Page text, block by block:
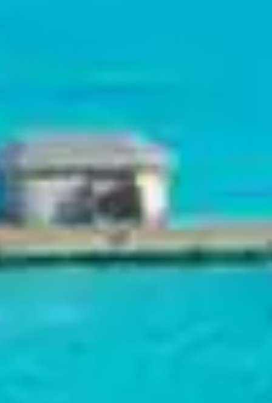
Atollo di Baa